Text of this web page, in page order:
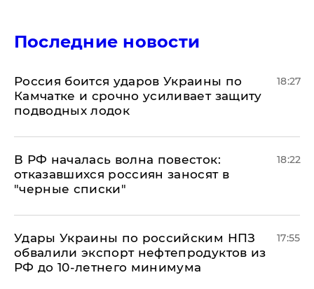
Последние новости
Россия боится ударов Украины по
Камчатке и срочно усиливает защиту
подводных лодок
18:27
​В РФ началась волна повесток:
отказавшихся россиян заносят в
"черные списки"
18:22
Удары Украины по российским НПЗ
обвалили экспорт нефтепродуктов из
РФ до 10-летнего минимума
17:55